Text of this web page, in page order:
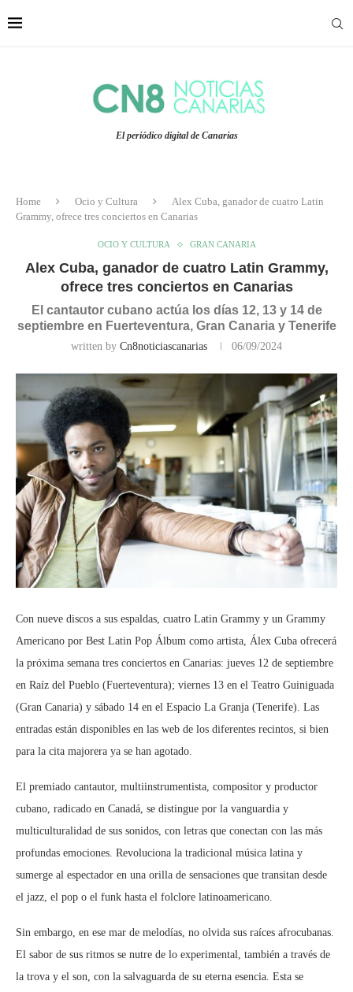
El periódico digital de Canarias
Home Ocio y Cultura
Alex Cuba, ganador de cuatro Latin
Grammy, ofrece tres conciertos en Canarias
OCIO Y CULTURA GRAN CANARIA
Alex Cuba, ganador de cuatro Latin Grammy,
ofrece tres conciertos en Canarias
El cantautor cubano actúa los días 12, 13 y 14 de
septiembre en Fuerteventura, Gran Canaria y Tenerife
written by Cn8noticiascanarias 06/09/2024
Con nueve discos a sus espaldas, cuatro Latin Grammy y un Grammy
Americano por Best Latin Pop Álbum como artista, Álex Cuba ofrecerá
la próxima semana tres conciertos en Canarias: jueves 12 de septiembre
en Raíz del Pueblo (Fuerteventura); viernes 13 en el Teatro Guiniguada
(Gran Canaria) y sábado 14 en el Espacio La Granja (Tenerife). Las
entradas están disponibles en las web de los diferentes recintos, si bien
para la cita majorera ya se han agotado.
El premiado cantautor, multiinstrumentista, compositor y productor
cubano, radicado en Canadá, se distingue por la vanguardia y
multiculturalidad de sus sonidos, con letras que conectan con las más
profundas emociones. Revoluciona la tradicional música latina y
sumerge al espectador en una orilla de sensaciones que transitan desde
el jazz, el pop o el funk hasta el folclore latinoamericano.
Sin embargo, en ese mar de melodías, no olvida sus raíces afrocubanas.
El sabor de sus ritmos se nutre de lo experimental, también a través de
la trova y el son, con la salvaguarda de su eterna esencia. Esta se